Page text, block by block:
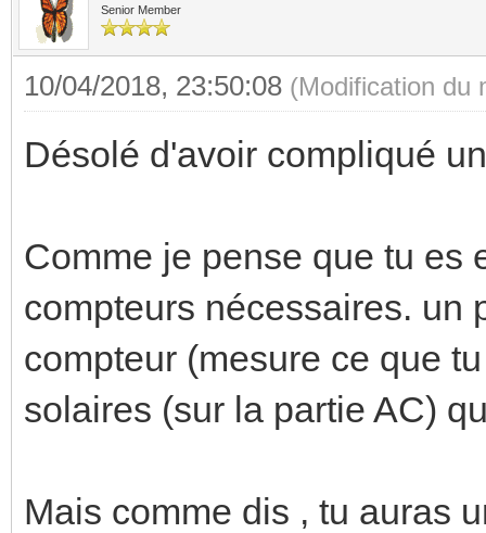
Senior Member
10/04/2018, 23:50:08 (Modification du
Désolé d'avoir compliqué
Comme je pense que tu es
compteurs nécessaires. un
compteur (mesure ce que
solaires (sur la partie AC)
Mais comme dis , tu auras